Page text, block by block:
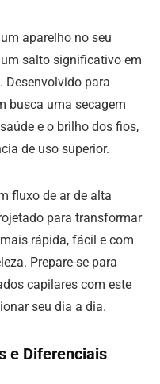
aparelho no seu
um salto significativo em
Desenvolvido para
busca uma secagem
e o brilho dos fios,
de uso superior.
fluxo de ar de alta
para transformar
rápida, fácil e com
Prepare-se para
capilares com este
seu dia a dia.
e Diferenciais